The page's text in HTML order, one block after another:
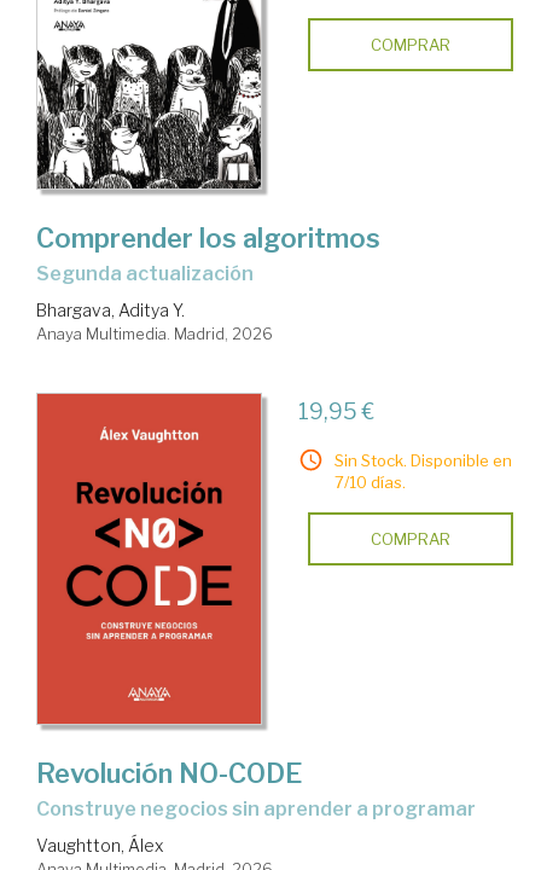
COMPRAR
Comprender los algoritmos
Segunda actualización
Bhargava, Aditya Y.
Anaya Multimedia. Madrid, 2026
19,95 €
Sin Stock. Disponible en
7/10 días.
COMPRAR
Revolución NO-CODE
Construye negocios sin aprender a programar
Vaughtton, Álex